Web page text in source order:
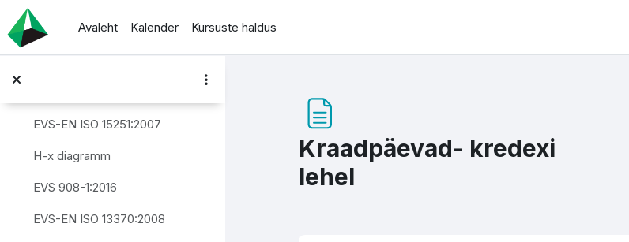
Jäta vahele peasisuni
Avaleht
Kalender Kursuste haldus
Loengu slaidid - Piirete niiskustehniline toimivus
EVS-EN ISO 15251:2007
H-x diagramm
EVS 908-1:2016
EVS-EN ISO 13370:2008
Kraadpäevad- kredexi
lehel